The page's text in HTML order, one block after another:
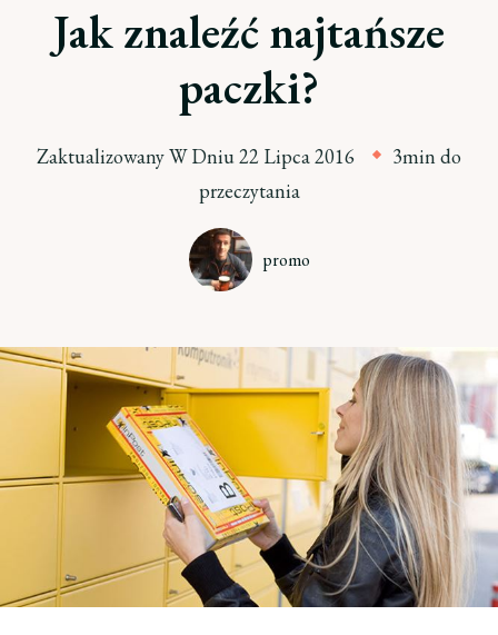
Jak znaleźć najtańsze
paczki?
Zaktualizowany W Dniu22 Lipca 2016
3min do
przeczytania
promo